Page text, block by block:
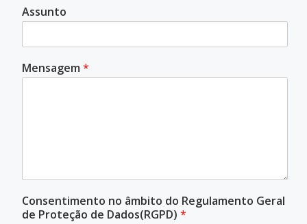
Assunto
Mensagem *
Consentimento no âmbito do Regulamento Geral
de Proteção de Dados(RGPD) *